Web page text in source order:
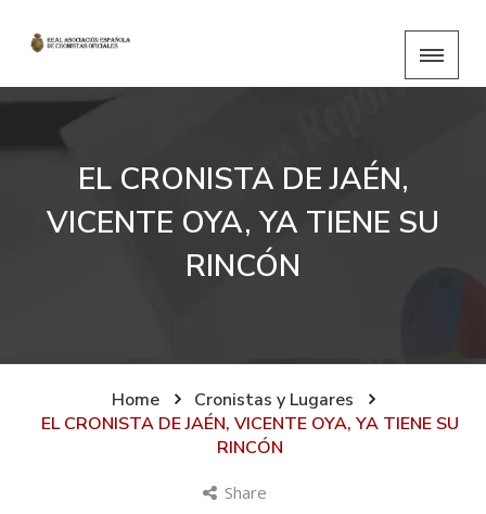
EL CRONISTA DE JAÉN,
VICENTE OYA, YA TIENE SU
RINCÓN
Home
Cronistas y Lugares
EL CRONISTA DE JAÉN, VICENTE OYA, YA TIENE SU
RINCÓN
Share